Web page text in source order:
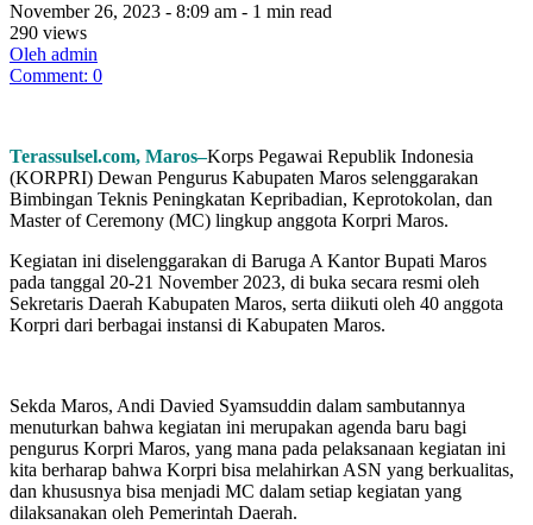
November 26, 2023 - 8:09 am - 1 min read
290 views
Oleh admin
Comment: 0
Terassulsel.com, Maros–Korps Pegawai Republik Indonesia
(KORPRI) Dewan Pengurus Kabupaten Maros selenggarakan
Bimbingan Teknis Peningkatan Kepribadian, Keprotokolan, dan
Master of Ceremony (MC) lingkup anggota Korpri Maros.
Kegiatan ini diselenggarakan di Baruga A Kantor Bupati Maros
pada tanggal 20-21 November 2023, di buka secara resmi oleh
Sekretaris Daerah Kabupaten Maros, serta diikuti oleh 40 anggota
Korpri dari berbagai instansi di Kabupaten Maros.
Sekda Maros, Andi Davied Syamsuddin dalam sambutannya
menuturkan bahwa kegiatan ini merupakan agenda baru bagi
pengurus Korpri Maros, yang mana pada pelaksanaan kegiatan ini
kita berharap bahwa Korpri bisa melahirkan ASN yang berkualitas,
dan khususnya bisa menjadi MC dalam setiap kegiatan yang
dilaksanakan oleh Pemerintah Daerah.